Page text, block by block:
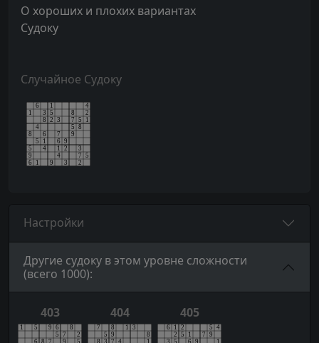
О хороших и плохих вариантах
Судоку
Случайное Судоку
Настройки
Другие судоку в этом уровне сложности
(всего 1000):
403 404 405